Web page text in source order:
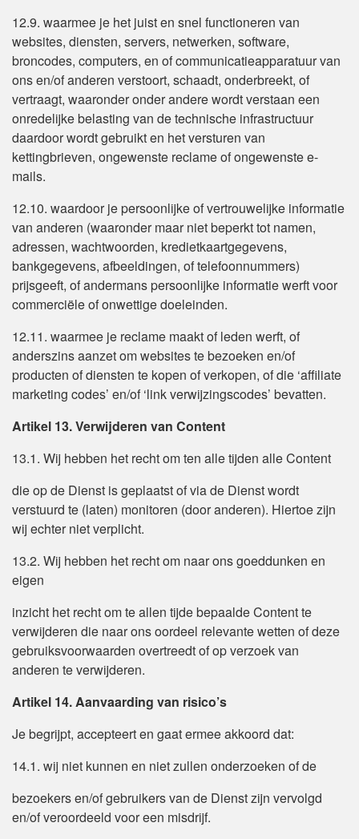
12.9. waarmee je het juist en snel functioneren van
websites, diensten, servers, netwerken, software,
broncodes, computers, en of communicatieapparatuur van
ons en/of anderen verstoort, schaadt, onderbreekt, of
vertraagt, waaronder onder andere wordt verstaan een
onredelijke belasting van de technische infrastructuur
daardoor wordt gebruikt en het versturen van
kettingbrieven, ongewenste reclame of ongewenste e-
mails.
12.10. waardoor je persoonlijke of vertrouwelijke informatie
van anderen (waaronder maar niet beperkt tot namen,
adressen, wachtwoorden, kredietkaartgegevens,
bankgegevens, afbeeldingen, of telefoonnummers)
prijsgeeft, of andermans persoonlijke informatie werft voor
commerciële of onwettige doeleinden.
12.11. waarmee je reclame maakt of leden werft, of
anderszins aanzet om websites te bezoeken en/of
producten of diensten te kopen of verkopen, of die ‘affiliate
marketing codes’ en/of ‘link verwijzingscodes’ bevatten.
Artikel 13. Verwijderen van Content
13.1. Wij hebben het recht om ten alle tijden alle Content
die op de Dienst is geplaatst of via de Dienst wordt
verstuurd te (laten) monitoren (door anderen). Hiertoe zijn
wij echter niet verplicht.
13.2. Wij hebben het recht om naar ons goeddunken en
eigen
inzicht het recht om te allen tijde bepaalde Content te
verwijderen die naar ons oordeel relevante wetten of deze
gebruiksvoorwaarden overtreedt of op verzoek van
anderen te verwijderen.
Artikel 14. Aanvaarding van risico’s
Je begrijpt, accepteert en gaat ermee akkoord dat:
14.1. wij niet kunnen en niet zullen onderzoeken of de
bezoekers en/of gebruikers van de Dienst zijn vervolgd
en/of veroordeeld voor een misdrijf.